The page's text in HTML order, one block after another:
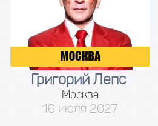
Григорий Лепс
Москва
16 июля 2027